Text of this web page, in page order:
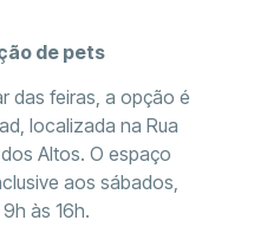
de pets
das feiras, a opção é
localizada na Rua
Altos. O espaço
aos sábados,
às 16h.